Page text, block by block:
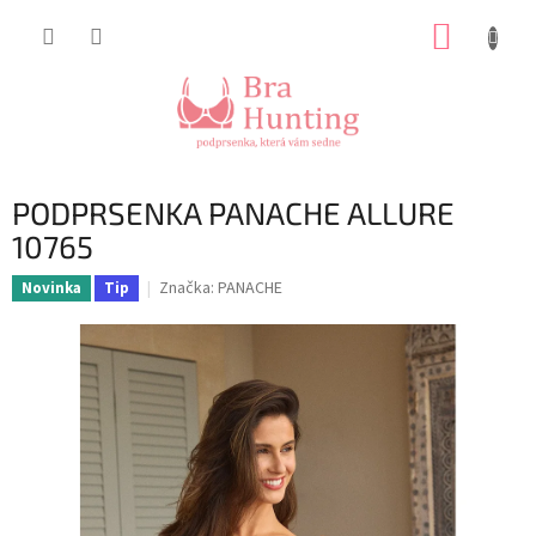
PODPRSENKA PANACHE ALLURE
10765
Novinka Tip Značka: PANACHE